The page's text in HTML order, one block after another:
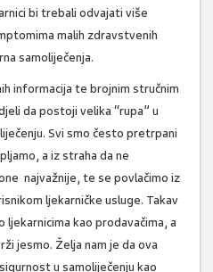
bi trebali odvajati više
malih zdravstvenih
samoliječenja.
informacija te brojnim stručnim
da postoji velika “rupa” u
Svi smo često pretrpani
a iz straha da ne
najvažnije, te se povlačimo iz
ljekarničke usluge. Takav
kao prodavačima, a
jesmo. Želja nam je da ova
u samoliječenju kao